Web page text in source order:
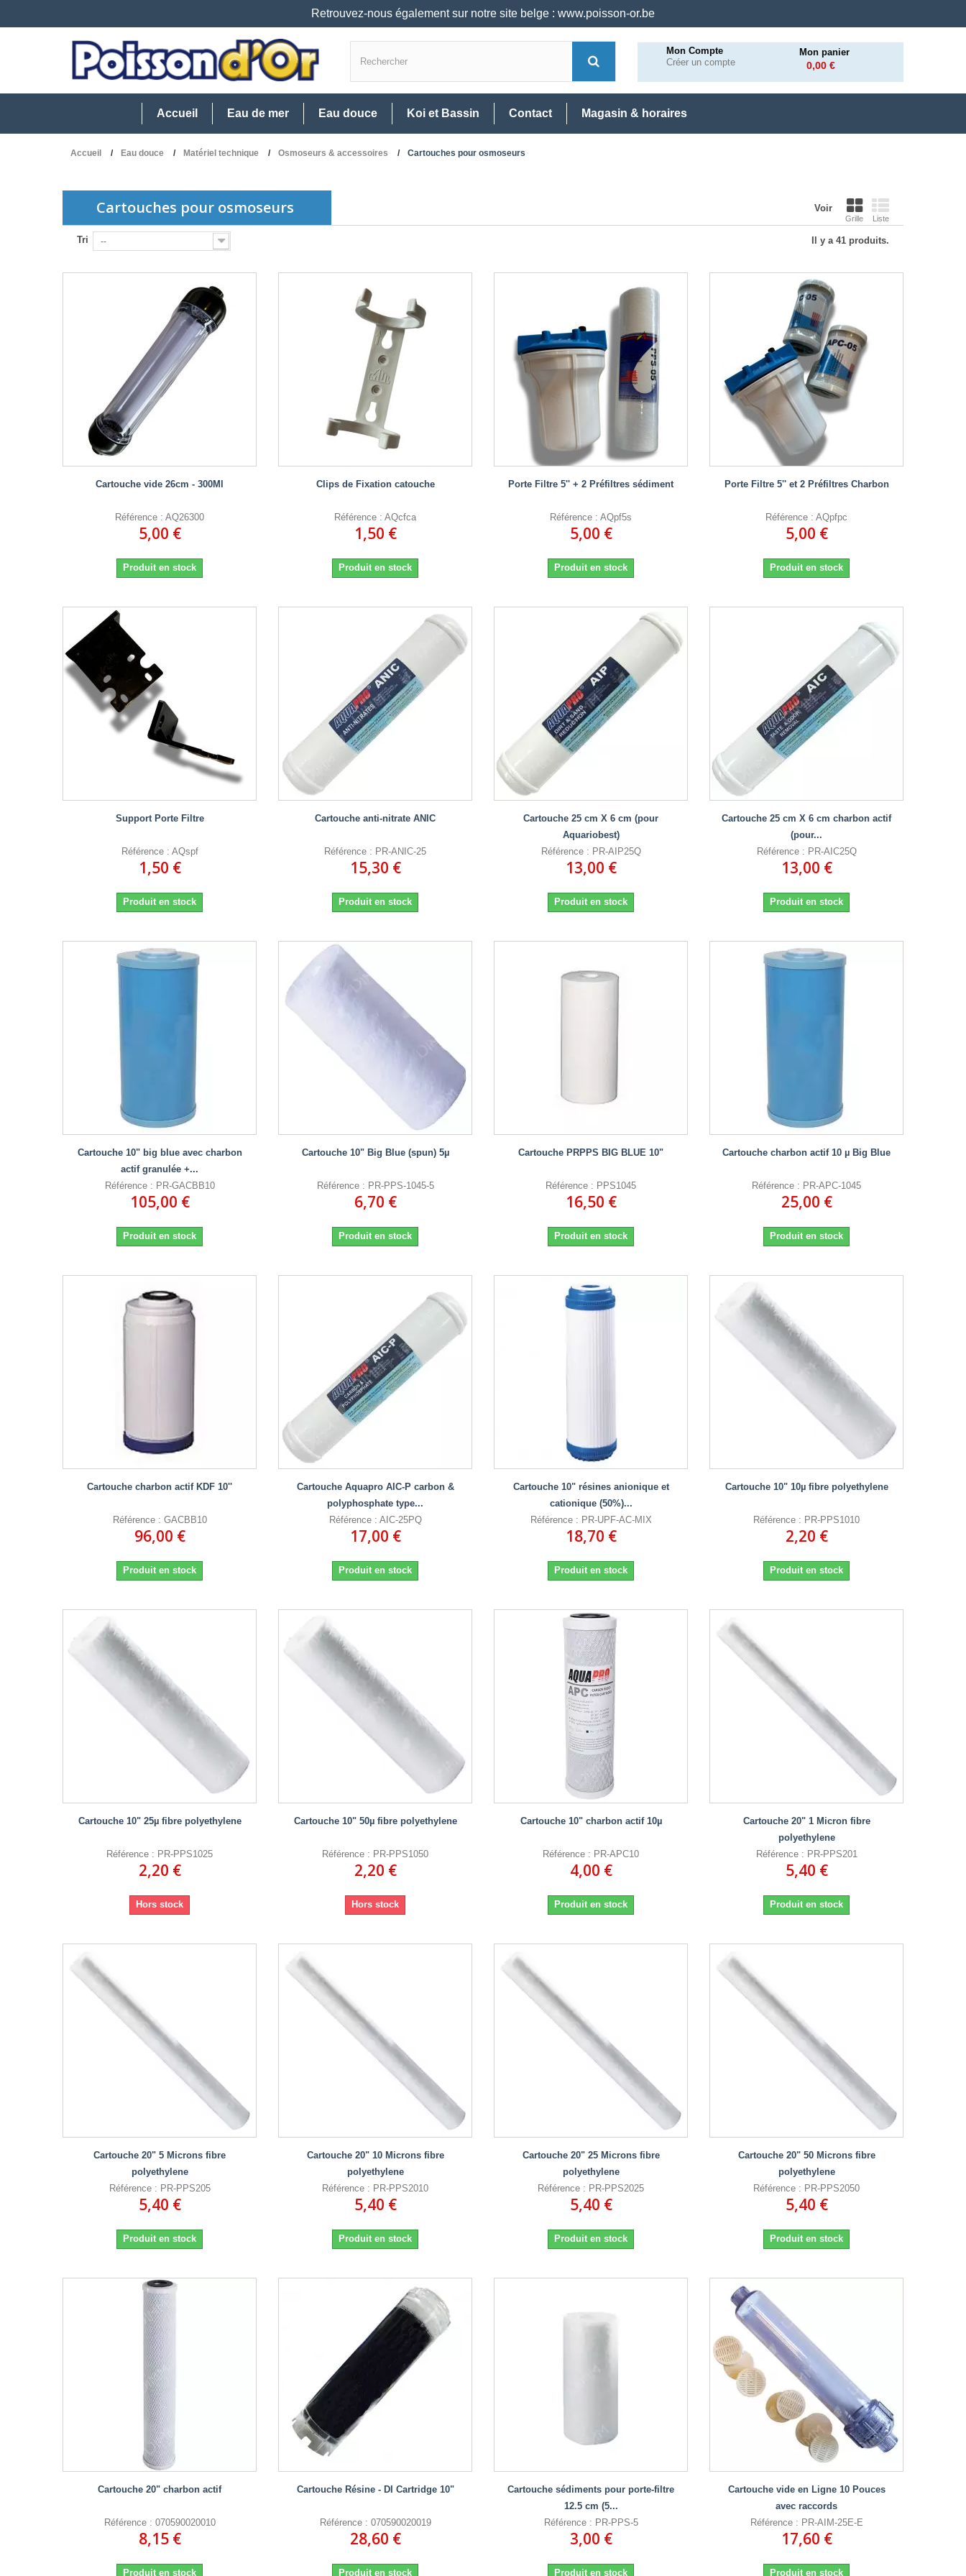
Retrouvez-nous également sur notre site belge : www.poisson-or.be
Mon Compte
Créer un compte
Mon panier
0,00 €
Accueil Eau de mer Eau douce Koi et Bassin Contact Magasin & horaires
Accueil Eau douce Matériel technique Osmoseurs & accessoires Cartouches pour osmoseurs
Cartouches pour osmoseurs Voir
Grille Liste
Tri -- Il y a 41 produits.
Cartouche vide 26cm - 300Ml
Référence : AQ26300
5,00 €
Produit en stock
Clips de Fixation catouche
Référence : AQcfca
1,50 €
Produit en stock
Porte Filtre 5'' + 2 Préfiltres sédiment
Référence : AQpf5s
5,00 €
Produit en stock
Porte Filtre 5'' et 2 Préfiltres Charbon
Référence : AQpfpc
5,00 €
Produit en stock
Support Porte Filtre
Référence : AQspf
1,50 €
Produit en stock
Cartouche anti-nitrate ANIC
Référence : PR-ANIC-25
15,30 €
Produit en stock
Cartouche 25 cm X 6 cm (pour
Aquariobest)
Référence : PR-AIP25Q
13,00 €
Produit en stock
Cartouche 25 cm X 6 cm charbon actif
(pour...
Référence : PR-AIC25Q
13,00 €
Produit en stock
Cartouche 10" big blue avec charbon
actif granulée +...
Référence : PR-GACBB10
105,00 €
Produit en stock
Cartouche 10" Big Blue (spun) 5µ
Référence : PR-PPS-1045-5
6,70 €
Produit en stock
Cartouche PRPPS BIG BLUE 10"
Référence : PPS1045
16,50 €
Produit en stock
Cartouche charbon actif 10 µ Big Blue
Référence : PR-APC-1045
25,00 €
Produit en stock
Cartouche charbon actif KDF 10''
Référence : GACBB10
96,00 €
Produit en stock
Cartouche Aquapro AIC-P carbon &
polyphosphate type...
Référence : AIC-25PQ
17,00 €
Produit en stock
Cartouche 10" résines anionique et
cationique (50%)...
Référence : PR-UPF-AC-MIX
18,70 €
Produit en stock
Cartouche 10" 10µ fibre polyethylene
Référence : PR-PPS1010
2,20 €
Produit en stock
Cartouche 10" 25µ fibre polyethylene
Référence : PR-PPS1025
2,20 €
Hors stock
Cartouche 10" 50µ fibre polyethylene
Référence : PR-PPS1050
2,20 €
Hors stock
Cartouche 10" charbon actif 10µ
Référence : PR-APC10
4,00 €
Produit en stock
Cartouche 20" 1 Micron fibre
polyethylene
Référence : PR-PPS201
5,40 €
Produit en stock
Cartouche 20" 5 Microns fibre
polyethylene
Référence : PR-PPS205
5,40 €
Produit en stock
Cartouche 20" 10 Microns fibre
polyethylene
Référence : PR-PPS2010
5,40 €
Produit en stock
Cartouche 20" 25 Microns fibre
polyethylene
Référence : PR-PPS2025
5,40 €
Produit en stock
Cartouche 20" 50 Microns fibre
polyethylene
Référence : PR-PPS2050
5,40 €
Produit en stock
Cartouche 20" charbon actif
Référence : 070590020010
8,15 €
Produit en stock
Cartouche Résine - DI Cartridge 10"
Référence : 070590020019
28,60 €
Produit en stock
Cartouche sédiments pour porte-filtre
12.5 cm (5...
Référence : PR-PPS-5
3,00 €
Produit en stock
Cartouche vide en Ligne 10 Pouces
avec raccords
Référence : PR-AIM-25E-E
17,60 €
Produit en stock